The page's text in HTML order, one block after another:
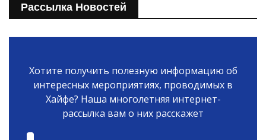
Рассылка Новостей
Хотите получить полезную информацию об
интересных мероприятиях, проводимых в
Хайфе? Наша многолетняя интернет-
рассылка вам о них расскажет